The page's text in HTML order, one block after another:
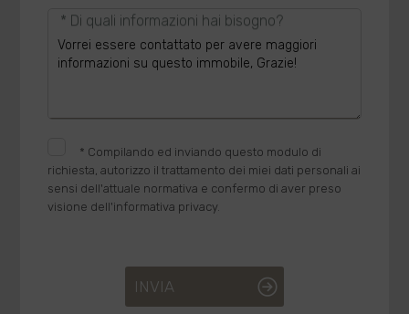
* Di quali informazioni hai bisogno?
* Compilando ed inviando questo modulo di
richiesta, autorizzo il trattamento dei miei dati personali ai
sensi dell'attuale normativa e confermo di aver preso
visione dell'informativa privacy.
INVIA